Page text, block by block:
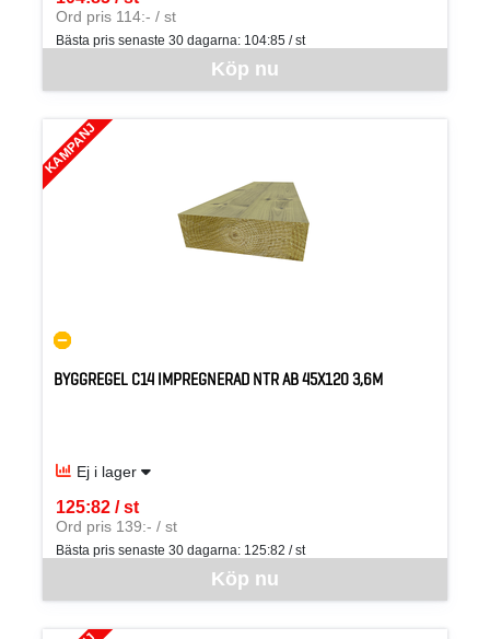
Köp nu
SEK per ST
Ord pris 114:- / st
Bästa pris senaste 30 dagarna: 104:85 / st
KAMPANJ
BYGGREGEL C14 IMPREGNERAD NTR AB 45X120 3,6M
Ej i lager
Köp nu
125:82 / st
SEK per ST
Ord pris 139:- / st
Bästa pris senaste 30 dagarna: 125:82 / st